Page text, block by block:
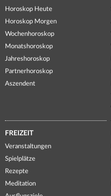
Horoskop Heute
Horoskop Morgen
Wochenhoroskop
Monatshoroskop
Jahreshoroskop
Partnerhoroskop
Aszendent
FREIZEIT
Veranstaltungen
Spielplätze
Rezepte
Meditation